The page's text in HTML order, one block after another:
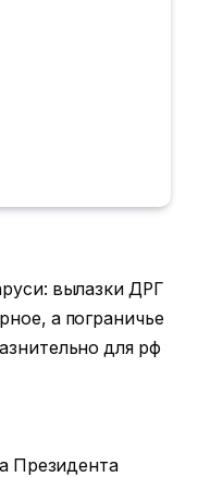
Президента